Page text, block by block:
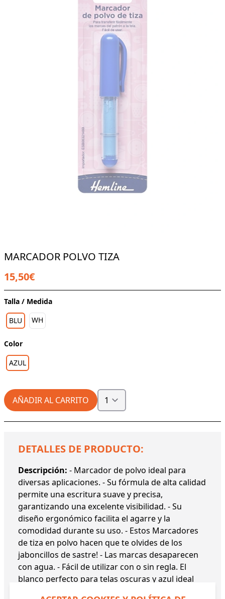
MARCADOR POLVO TIZA
15,50€
Talla / Medida
BLU
WH
Color
AZUL
AÑADIR AL CARRITO
DETALLES DE PRODUCTO:
Descripción: - Marcador de polvo ideal para
diversas aplicaciones. - Su fórmula de alta calidad
permite una escritura suave y precisa,
garantizando una excelente visibilidad. - Su
diseño ergonómico facilita el agarre y la
comodidad durante su uso. - Estos Marcadores
de tiza en polvo hacen que te olvides de los
jaboncillos de sastre! - Las marcas desaparecen
con agua. - Fácil de utilizar con o sin regla. El
blanco perfecto para telas oscuras y azul ideal